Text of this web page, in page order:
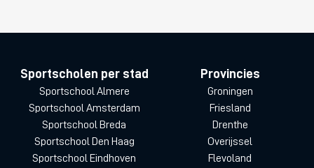
Sportscholen per stad
Sportschool Almere
Sportschool Amsterdam
Sportschool Breda
Sportschool Den Haag
Sportschool Eindhoven
Provincies
Groningen
Friesland
Drenthe
Overijssel
Flevoland